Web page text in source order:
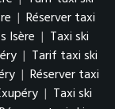
| Réserver taxi
Isère | Taxi ski
| Tarif taxi ski
| Réserver taxi
| Taxi ski